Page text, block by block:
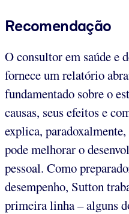
Recomendação
O consultor em saúde e
fornece um relatório
fundamentado sobre o
causas, seus efeitos e
explica,
pode melhorar o
pessoal. Como
desempenho, Sutton
primeira linha – alguns